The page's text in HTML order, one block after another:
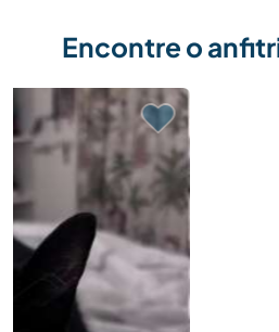
Encontre o